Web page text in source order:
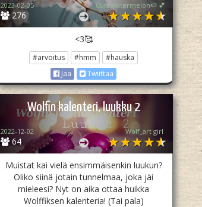
276
2023-02-05 CuteWatermelon🍉 💕
<3🥰
#arvoitus #hmm
#hauska
Jaa
Twiittaa
Wolfin kalenteri, luukku 2
64
2022-12-02 Wolf_art girl ‎
Muistat kai vielä ensimmäisenkin luukun?
Oliko siinä jotain tunnelmaa, joka jäi
mieleesi? Nyt on aika ottaa huikka
Wolffiksen kalenteria! (Tai pala)